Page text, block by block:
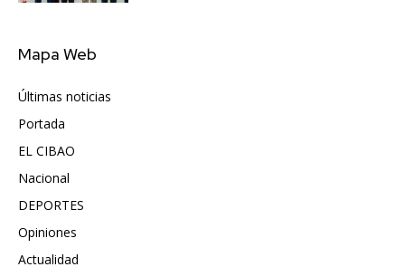
Mapa Web
Últimas noticias
Portada
EL CIBAO
Nacional
DEPORTES
Opiniones
Actualidad